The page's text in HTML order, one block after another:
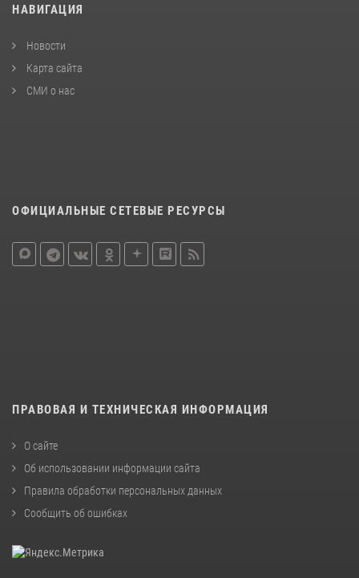
НАВИГАЦИЯ
Новости
Карта сайта
СМИ о нас
ОФИЦИАЛЬНЫЕ СЕТЕВЫЕ РЕСУРСЫ
ПРАВОВАЯ И ТЕХНИЧЕСКАЯ ИНФОРМАЦИЯ
О сайте
Об использовании информации сайта
Правила обработки персональных данных
Сообщить об ошибках